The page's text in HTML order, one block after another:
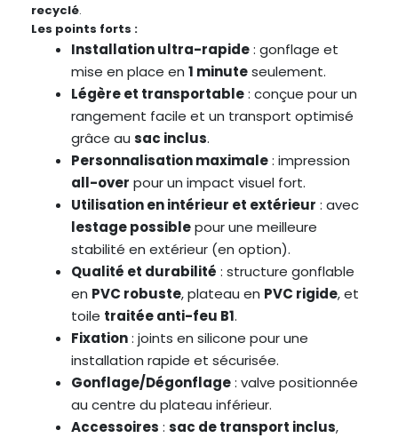
recyclé.
Les points forts :
Installation ultra-rapide: gonflage et
mise en place en 1 minuteseulement.
Légère et transportable: conçue pour un
rangement facile et un transport optimisé
grâce au sac inclus.
Personnalisation maximale: impression
all-over pour un impact visuel fort.
Utilisation en intérieur et extérieur : avec
lestage possiblepour une meilleure
stabilité en extérieur (en option).
Qualité et durabilité : structure gonflable
en PVC robuste, plateau en PVC rigide, et
toile traitée anti-feu B1.
Fixation: joints en silicone pour une
installation rapide et sécurisée.
Gonflage/Dégonflage: valve positionnée
au centre du plateau inférieur.
Accessoires : sac de transport inclus,